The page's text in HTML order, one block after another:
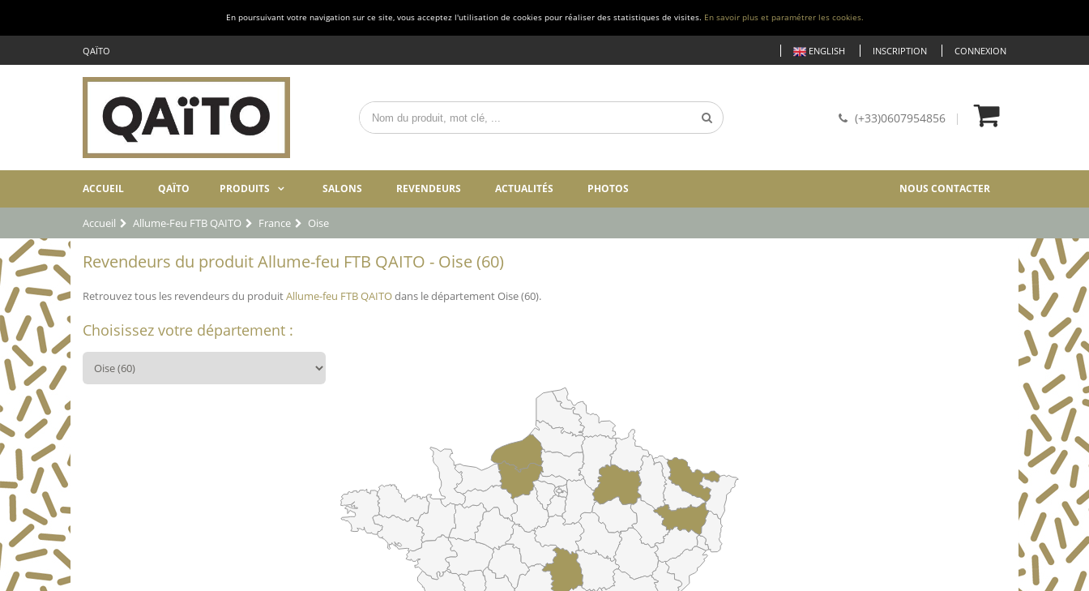
En poursuivant votre navigation sur ce site, vous acceptez l'utilisation de cookies pour réaliser des statistiques de visites. En savoir plus et paramétrer les cookies.
QAÏTO ENGLISH INSCRIPTION CONNEXION
(+33)0607954856
ACCUEIL QAÏTO PRODUITS SALONS REVENDEURS ACTUALITÉS PHOTOS NOUS CONTACTER
Accueil Allume-Feu FTB QAITO France Oise
Revendeurs du produit Allume-feu FTB QAITO - Oise (60)
Retrouvez tous les revendeurs du produitAllume-feu FTB QAITOdans le département Oise (60).
Choisissez votre département :